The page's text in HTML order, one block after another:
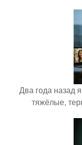
Два года назад
тяжёлые,